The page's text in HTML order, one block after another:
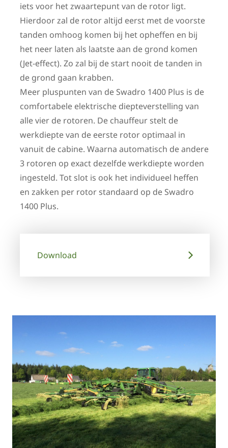
iets voor het zwaartepunt van de rotor ligt.
Hierdoor zal de rotor altijd eerst met de voorste
tanden omhoog komen bij het opheffen en bij
het neer laten als laatste aan de grond komen
(Jet-effect). Zo zal bij de start nooit de tanden in
de grond gaan krabben.
Meer pluspunten van de Swadro 1400 Plus is de
comfortabele elektrische diepteverstelling van
alle vier de rotoren. De chauffeur stelt de
werkdiepte van de eerste rotor optimaal in
vanuit de cabine. Waarna automatisch de andere
3 rotoren op exact dezelfde werkdiepte worden
ingesteld. Tot slot is ook het individueel heffen
en zakken per rotor standaard op de Swadro
1400 Plus.
Download